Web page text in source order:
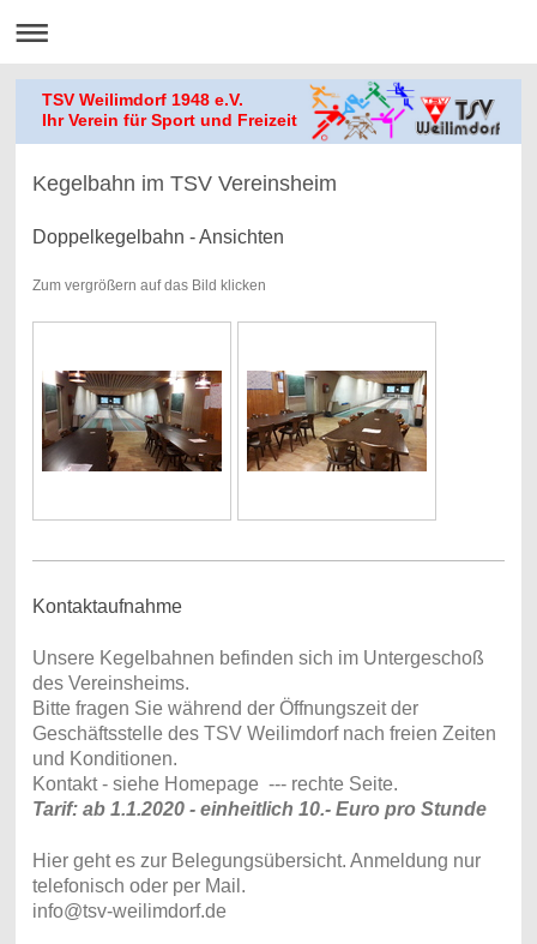
TSV Weilimdorf 1948 e.V.
Ihr Verein für Sport und Freizeit
Kegelbahn im TSV Vereinsheim
Doppelkegelbahn - Ansichten
Zum vergrößern auf das Bild klicken
Kontaktaufnahme
Unsere Kegelbahnen befinden sich im Untergeschoß
des Vereinsheims.
Bitte fragen Sie während der Öffnungszeit der
Geschäftsstelle des TSV Weilimdorf nach freien Zeiten
und Konditionen.
Kontakt - siehe Homepage --- rechte Seite.
Tarif: ab 1.1.2020 - einheitlich 10.- Euro pro Stunde
Hier geht es zur Belegungsübersicht. Anmeldung nur
telefonisch oder per Mail.
info@tsv-weilimdorf.de